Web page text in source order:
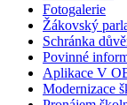
Fotogalerie
Žákovský
Schránka
Povinné
Aplikace V
Modernizace